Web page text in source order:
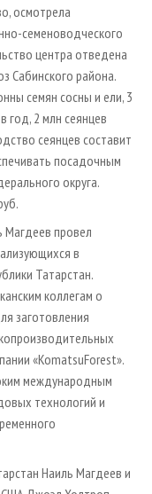
осмотрела
семеноводческого
центра отведена
Сабинского района.
семян сосны и ели, 3
год, 2 млн сеянцев
сеянцев составит
посадочным
округа.
Магдеев провел
в
Татарстан.
коллегам о
заготовления
«KomatsuForest».
международным
технологий и
Наиль Магдеев и